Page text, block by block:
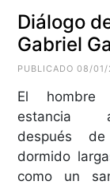
Diálogo
Gabriel
PUBLICADO 08/
El
estancia
después
dormido
como un